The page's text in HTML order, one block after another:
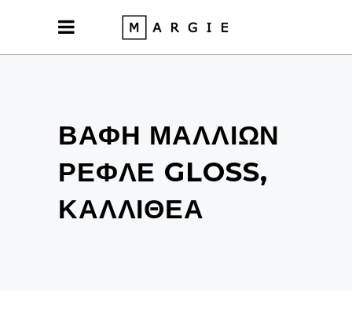
ΒΑΦΉ ΜΑΛΛΙΏΝ
ΡΕΦΛΈ GLOSS,
ΚΑΛΛΙΘΈΑ